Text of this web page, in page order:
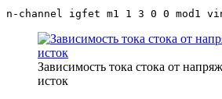
n-channel igfet m1 1 3 0 0 mod1
Зависимость тока стока от
исток